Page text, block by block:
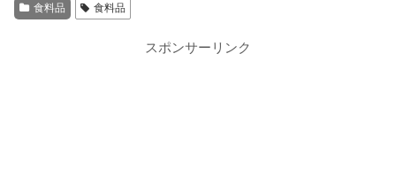
食料品 食料品
スポンサーリンク